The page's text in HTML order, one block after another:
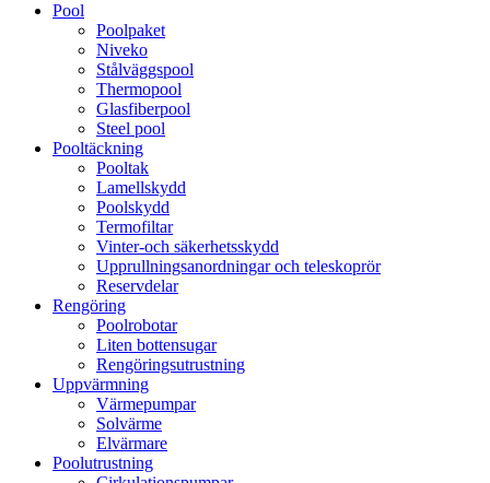
Pool
Poolpaket
Niveko
Stålväggspool
Thermopool
Glasfiberpool
Steel pool
Pooltäckning
Pooltak
Lamellskydd
Poolskydd
Termofiltar
Vinter-och säkerhetsskydd
Upprullningsanordningar och teleskoprör
Reservdelar
Rengöring
Poolrobotar
Liten bottensugar
Rengöringsutrustning
Uppvärmning
Värmepumpar
Solvärme
Elvärmare
Poolutrustning